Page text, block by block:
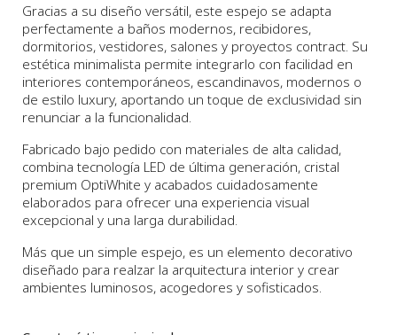
Gracias a su diseño versátil, este espejo se adapta
perfectamente a baños modernos, recibidores,
dormitorios, vestidores, salones y proyectos contract. Su
estética minimalista permite integrarlo con facilidad en
interiores contemporáneos, escandinavos, modernos o
de estilo luxury, aportando un toque de exclusividad sin
renunciar a la funcionalidad.
Fabricado bajo pedido con materiales de alta calidad,
combina tecnología LED de última generación, cristal
premium OptiWhite y acabados cuidadosamente
elaborados para ofrecer una experiencia visual
excepcional y una larga durabilidad.
Más que un simple espejo, es un elemento decorativo
diseñado para realzar la arquitectura interior y crear
ambientes luminosos, acogedores y sofisticados.